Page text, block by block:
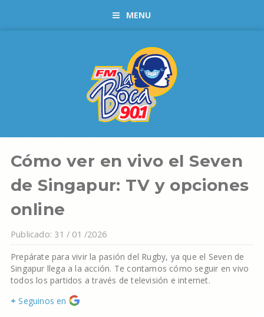
MENU
Cómo ver en vivo el Seven
de Singapur: TV y opciones
online
Publicado: 31 / 01 /2026
Prepárate para vivir la pasión del Rugby, ya que el Seven de
Singapur llega a la acción. Te contamos cómo seguir en vivo
todos los partidos a través de televisión e internet.
+ Seguinos en